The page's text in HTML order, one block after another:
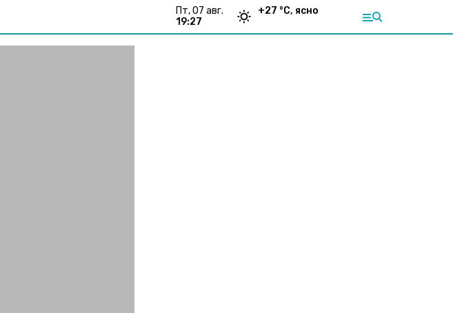
пт, 07 авг.
19:27
+27 °С, ясно